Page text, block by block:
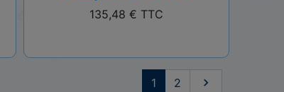
135,48 € TTC
1 2 Suivant
